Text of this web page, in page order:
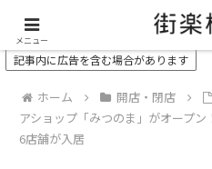
＼ 松山の街を“オモシロク
記事内に広告を含む場合があります
ホーム 開店・閉店
アショップ「みつのま」がオープ
6店舗が入居
メニュー